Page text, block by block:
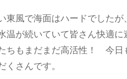
東風で海面はハードでした
温が続いていて皆さん快適
ちもまだまだ高活性！ 今日
くさんです。